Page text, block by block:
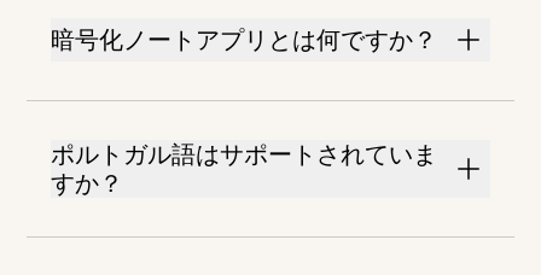
暗号化ノートアプリとは何ですか？
ポルトガル語はサポートされていま
すか？